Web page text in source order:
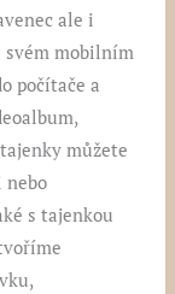
ale i
svém mobilním
počítače a
můžete
nebo
s tajenkou